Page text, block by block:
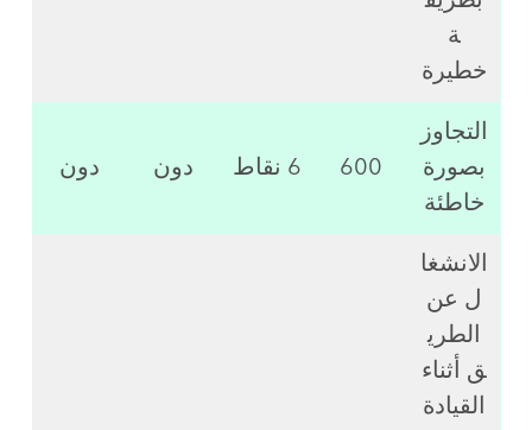
ة
خطيرة
التجاوز
بصورة
خاطئة
600 6 نقاط دون دون
الانشغا
ل عن
الطري
ق أثناء
القيادة